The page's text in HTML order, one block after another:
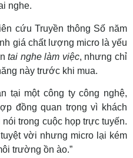
nghe.
cứu Truyền thông Số năm
giá chất lượng micro là yếu
tai nghe làm việc, nhưng chỉ
này trước khi mua.
tại một công ty công nghệ,
đồng quan trọng vì khách
trong cuộc họp trực tuyến.
vời nhưng micro lại kém
trường ồn ào.”